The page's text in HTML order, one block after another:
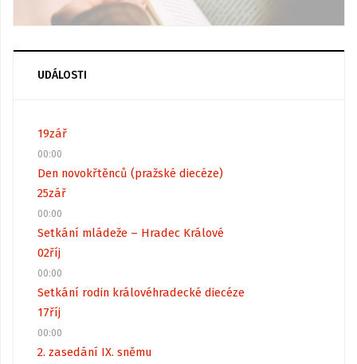
UDÁLOSTI
19zář
00:00
Den novokřtěnců (pražské diecéze)
25zář
00:00
Setkání mládeže – Hradec Králové
02říj
00:00
Setkání rodin královéhradecké diecéze
17říj
00:00
2. zasedání IX. sněmu